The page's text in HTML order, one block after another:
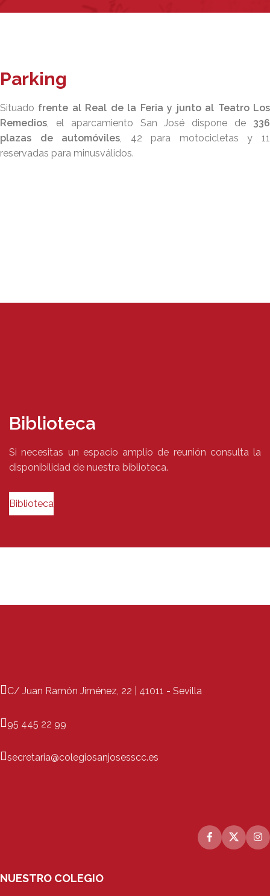
Parking
Situado frente al Real de la Feria y junto al Teatro Los
Remedios, el aparcamiento San José dispone de 336
plazas de automóviles, 42 para motocicletas y 11
reservadas para minusválidos.
Biblioteca
Si necesitas un espacio amplio de reunión consulta la
disponibilidad de nuestra biblioteca.
Biblioteca
C/ Juan Ramón Jiménez, 22 | 41011 - Sevilla
95 445 22 99
secretaria@colegiosanjosesscc.es
NUESTRO COLEGIO